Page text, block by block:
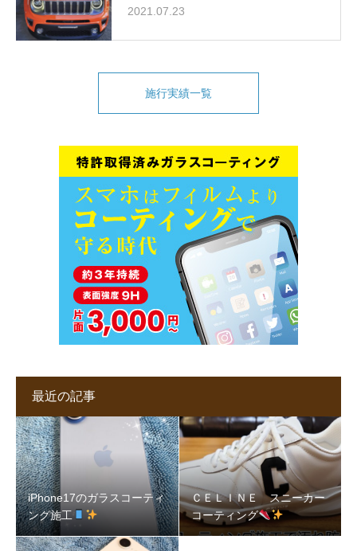
2021.07.23
施行実績一覧
最近の記事
iPhone17のガラスコーティ
ング施工
ＣＥＬＩＮＥ スニーカー
コーティング